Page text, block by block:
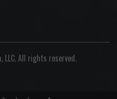
LLC. All rights reserved.